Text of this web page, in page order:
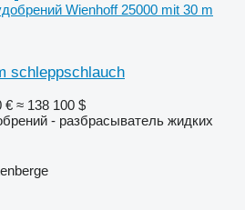
Wienhoff 25000 mit 30 m
schleppschlauch
€ ≈ 138 100 $
- разбрасыватель жидких